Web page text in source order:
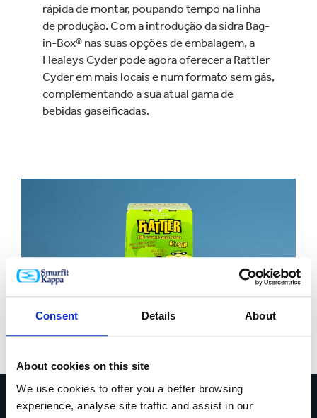
Consent Details About
About cookies on this site
We use cookies to offer you a better browsing
experience, analyse site traffic and assist in our
rápida de montar, poupando tempo na linha
de produção. Com a introdução da sidra Bag-
in-Box® nas suas opções de embalagem, a
Healeys Cyder pode agora oferecer a Rattler
Cyder em mais locais e num formato sem gás,
complementando a sua atual gama de
bebidas gaseificadas.